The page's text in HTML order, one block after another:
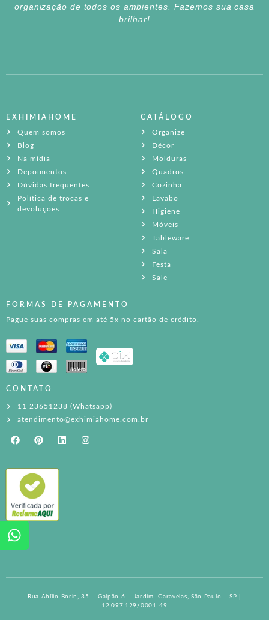
organização de todos os ambientes. Fazemos sua casa
brilhar!
EXHIMIAHOME
Quem somos
Blog
Na mídia
Depoimentos
Dúvidas frequentes
Política de trocas e
devoluções
CATÁLOGO
Organize
Décor
Molduras
Quadros
Cozinha
Lavabo
Higiene
Móveis
Tableware
Sala
Festa
Sale
FORMAS DE PAGAMENTO
Pague suas compras em até 5x no cartão de crédito.
CONTATO
11 23651238 (Whatsapp)
atendimento@exhimiahome.com.br
Rua Abílio Borin, 35 – Galpão 6 – Jardim Caravelas, São Paulo – SP |
12.097.129/0001-49